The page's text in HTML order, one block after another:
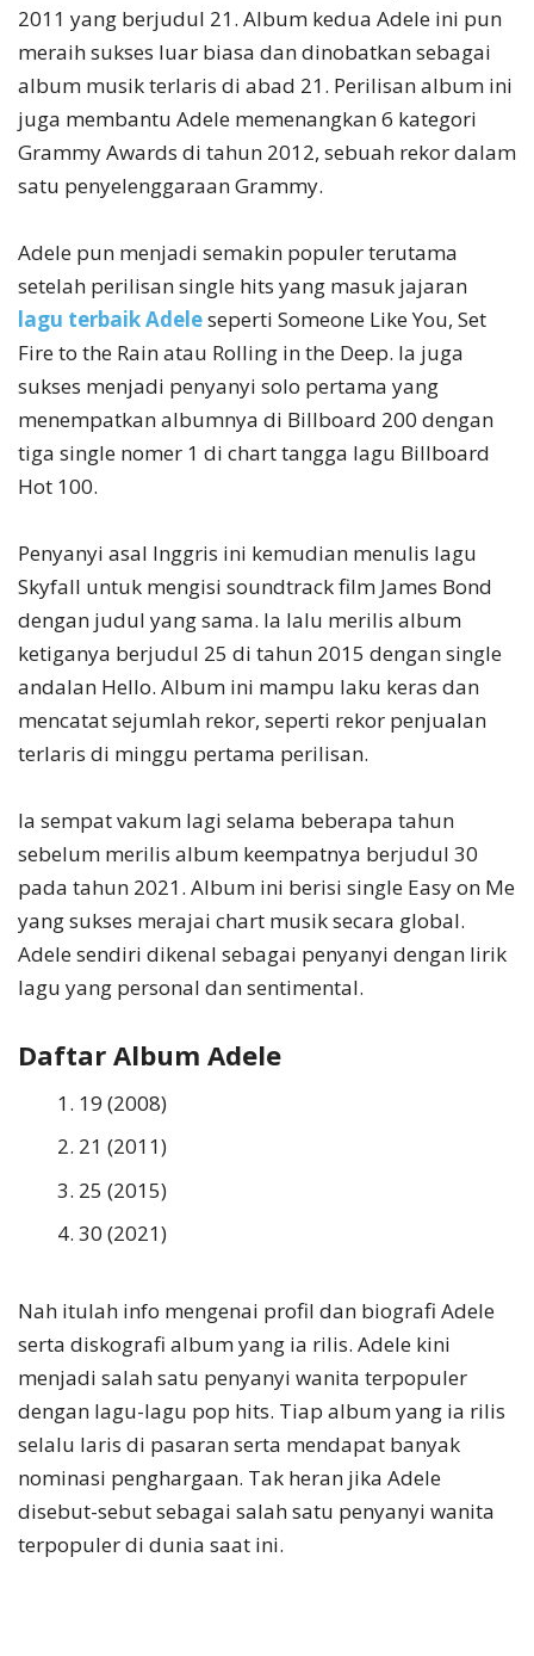
2011 yang berjudul 21. Album kedua Adele ini pun
meraih sukses luar biasa dan dinobatkan sebagai
album musik terlaris di abad 21. Perilisan album ini
juga membantu Adele memenangkan 6 kategori
Grammy Awards di tahun 2012, sebuah rekor dalam
satu penyelenggaraan Grammy.
Adele pun menjadi semakin populer terutama
setelah perilisan single hits yang masuk jajaran
lagu terbaik Adeleseperti Someone Like You, Set
Fire to the Rain atau Rolling in the Deep. Ia juga
sukses menjadi penyanyi solo pertama yang
menempatkan albumnya di Billboard 200 dengan
tiga single nomer 1 di chart tangga lagu Billboard
Hot 100.
Penyanyi asal Inggris ini kemudian menulis lagu
Skyfall untuk mengisi soundtrack film James Bond
dengan judul yang sama. Ia lalu merilis album
ketiganya berjudul 25 di tahun 2015 dengan single
andalan Hello. Album ini mampu laku keras dan
mencatat sejumlah rekor, seperti rekor penjualan
terlaris di minggu pertama perilisan.
Ia sempat vakum lagi selama beberapa tahun
sebelum merilis album keempatnya berjudul 30
pada tahun 2021. Album ini berisi single Easy on Me
yang sukses merajai chart musik secara global.
Adele sendiri dikenal sebagai penyanyi dengan lirik
lagu yang personal dan sentimental.
Daftar Album Adele
19 (2008)
21 (2011)
25 (2015)
30 (2021)
Nah itulah info mengenai profil dan biografi Adele
serta diskografi album yang ia rilis. Adele kini
menjadi salah satu penyanyi wanita terpopuler
dengan lagu-lagu pop hits. Tiap album yang ia rilis
selalu laris di pasaran serta mendapat banyak
nominasi penghargaan. Tak heran jika Adele
disebut-sebut sebagai salah satu penyanyi wanita
terpopuler di dunia saat ini.